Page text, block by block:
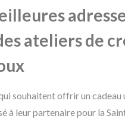
ateliers de
souhaitent offrir un cadeau
à leur partenaire pour la